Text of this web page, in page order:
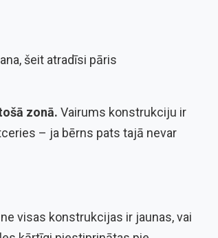
šeit atradīsi pāris
zonā. Vairums konstrukciju ir
– ja bērns pats tajā nevar
visas konstrukcijas ir jaunas, vai